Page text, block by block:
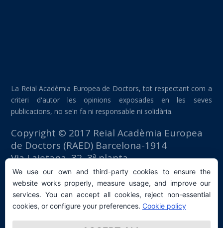
La Reial Acadèmia Europea de Doctors, tot respectant com a
criteri d'autor les opinions exposades en les seves
publicacions, no se'n fa ni responsable ni solidària.
Copyright © 2017 Reial Acadèmia Europea
de Doctors (RAED) Barcelona-1914
Via Laietana, 32, 3ª planta
Edifici Foment del Treball
08003 Barcelona (España)
tlf: +34 93 667 40 54
secretaria@raed.academy
Contacte i subscripció a la Newsletter
We use our own and third-party cookies to ensure the
website works properly, measure usage, and improve our
services. You can accept all cookies, reject non-essential
cookies, or configure your preferences. Cookie policy